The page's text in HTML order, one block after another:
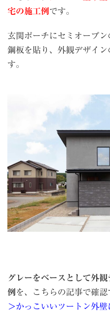
宅の施工例 です。
玄関ポーチにセミオープ
鋼板を貼り、外観デザイ
す。
グレーをベースとして外
例 を、こちらの記事で確認
＞かっこいいツートン外